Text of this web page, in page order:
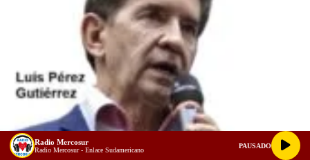
Radio Mercosur
Radio Mercosur - Enlace Sudamericano
PAUSADO